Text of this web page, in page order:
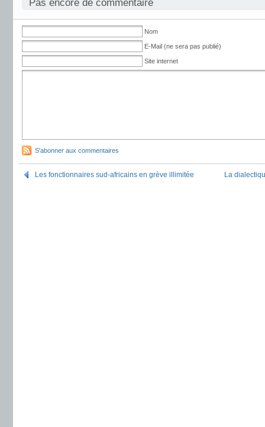
Pas encore de commentaire
Nom
E-Mail (ne sera pas publié)
Site internet
S'abonner aux commentaires
Les fonctionnaires sud-africains en grève illimitée La